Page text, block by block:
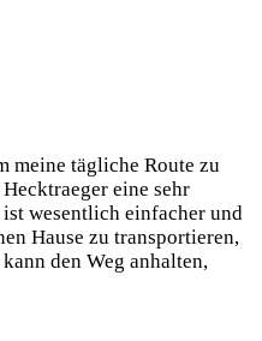
meine tägliche Route zu
eine sehr
wesentlich einfacher und
Hause zu transportieren,
den Weg anhalten,